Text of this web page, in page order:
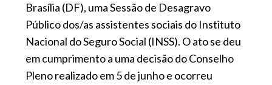
Brasília (DF), uma Sessão de Desagravo
Público dos/as assistentes sociais do Instituto
Nacional do Seguro Social (INSS). O ato se deu
em cumprimento a uma decisão do Conselho
Pleno realizado em 5 de junho e ocorreu